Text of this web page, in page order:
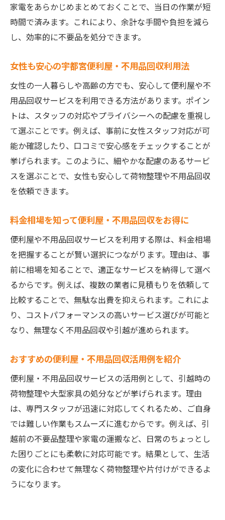
家電をあらかじめまとめておくことで、当日の作業が短
時間で済みます。これにより、余計な手間や負担を減ら
し、効率的に不要品を処分できます。
女性も安心の宇都宮便利屋・不用品回収利用法
女性の一人暮らしや高齢の方でも、安心して便利屋や不
用品回収サービスを利用できる方法があります。ポイン
トは、スタッフの対応やプライバシーへの配慮を重視し
て選ぶことです。例えば、事前に女性スタッフ対応が可
能か確認したり、口コミで安心感をチェックすることが
挙げられます。このように、細やかな配慮のあるサービ
スを選ぶことで、女性も安心して荷物整理や不用品回収
を依頼できます。
料金相場を知って便利屋・不用品回収をお得に
便利屋や不用品回収サービスを利用する際は、料金相場
を把握することが賢い選択につながります。理由は、事
前に相場を知ることで、適正なサービスを納得して選べ
るからです。例えば、複数の業者に見積もりを依頼して
比較することで、無駄な出費を抑えられます。これによ
り、コストパフォーマンスの高いサービス選びが可能と
なり、無理なく不用品回収や引越が進められます。
おすすめの便利屋・不用品回収活用例を紹介
便利屋・不用品回収サービスの活用例として、引越時の
荷物整理や大型家具の処分などが挙げられます。理由
は、専門スタッフが迅速に対応してくれるため、ご自身
では難しい作業もスムーズに進むからです。例えば、引
越前の不要品整理や家電の運搬など、日常のちょっとし
た困りごとにも柔軟に対応可能です。結果として、生活
の変化に合わせて無理なく荷物整理や片付けができるよ
うになります。